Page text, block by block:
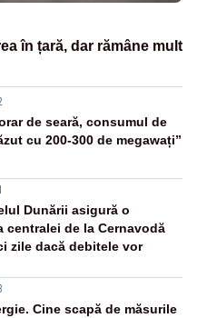
în țară, dar rămâne mult
de seară, consumul de
cu 200-300 de megawați”
Dunării asigură o
centralei de la Cernavodă
zile dacă debitele vor
Cine scapă de măsurile